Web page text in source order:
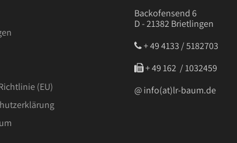
(EU)
Backofensend 6
D - 21382 Brietlingen
+ 49 4133 / 5182703
‭ + 49 162 / 1032459‬
@ info(at)lr-baum.de